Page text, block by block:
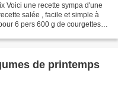
Voici une recette sympa d'une
salée , facile et simple à
6 pers 600 g de courgettes 1
de printemps